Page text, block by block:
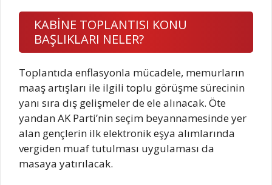
KABİNE TOPLANTISI KONU
BAŞLIKLARI NELER?
Toplantıda enflasyonla mücadele, memurların
maaş artışları ile ilgili toplu görüşme sürecinin
yanı sıra dış gelişmeler de ele alınacak. Öte
yandan AK Parti’nin seçim beyannamesinde yer
alan gençlerin ilk elektronik eşya alımlarında
vergiden muaf tutulması uygulaması da
masaya yatırılacak.